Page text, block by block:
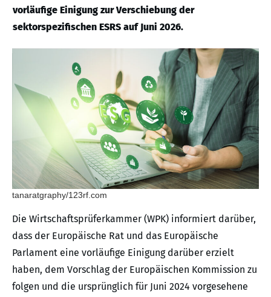
vorläufige Einigung zur Verschiebung der
sektorspezifischen ESRS auf Juni 2026.
tanaratgraphy/123rf.com
Die Wirtschaftsprüferkammer (WPK) informiert darüber,
dass der Europäische Rat und das Europäische
Parlament eine vorläufige Einigung darüber erzielt
haben, dem Vorschlag der Europäischen Kommission zu
folgen und die ursprünglich für Juni 2024 vorgesehene